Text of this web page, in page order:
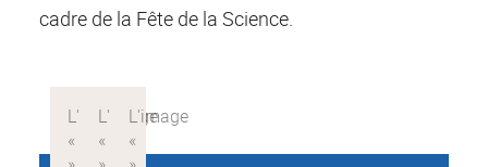
cadre de la Fête de la Science.